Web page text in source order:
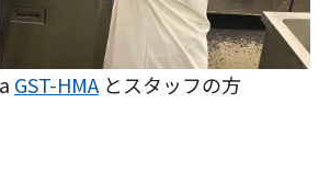
GST-HMAとスタッフの方